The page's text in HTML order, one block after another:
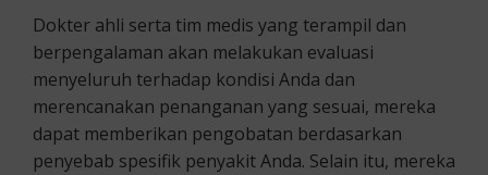
Dokter ahli serta tim medis yang terampil dan
berpengalaman akan melakukan evaluasi
menyeluruh terhadap kondisi Anda dan
merencanakan penanganan yang sesuai, mereka
dapat memberikan pengobatan berdasarkan
penyebab spesifik penyakit Anda. Selain itu, mereka